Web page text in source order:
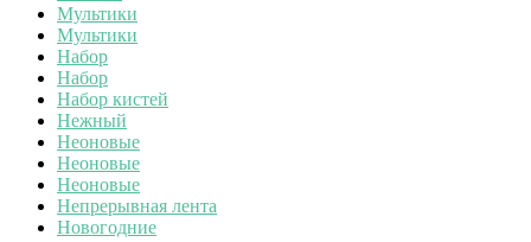
Мультики
Мультики
Набор
Набор
Набор кистей
Нежный
Неоновые
Неоновые
Неоновые
Непрерывная лента
Новогодние